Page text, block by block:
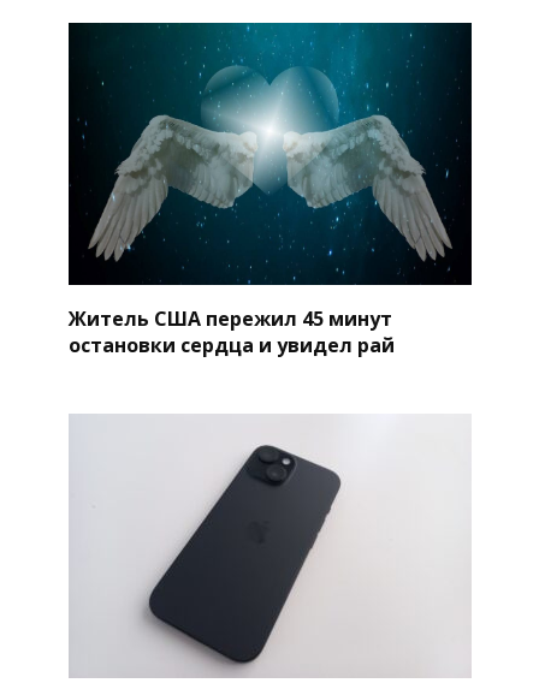
Житель США пережил 45 минут
остановки сердца и увидел рай